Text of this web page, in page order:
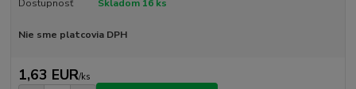
Dostupnosť Skladom 16 ks
Nie sme platcovia DPH
1,63 EUR/ks